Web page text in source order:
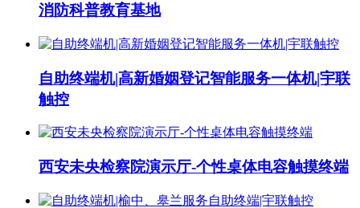
消防科普教育基地
自助终端机|高新婚姻登记智能服务一体机|宇联
触控
西安未央检察院演示厅-个性桌体电容触摸终端